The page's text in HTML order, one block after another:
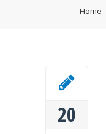
Home
20